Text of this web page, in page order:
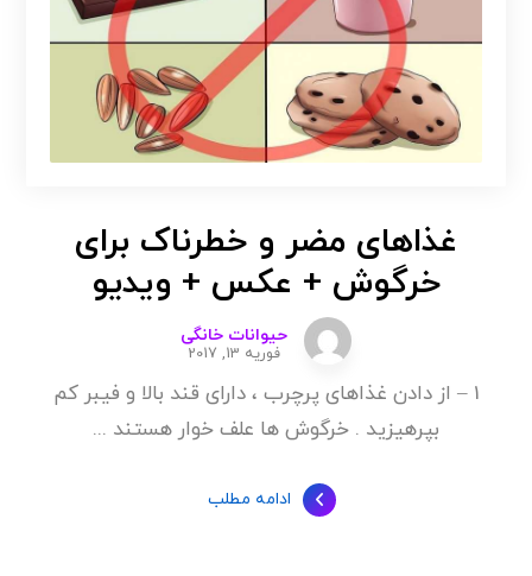
غذاهای مضر و خطرناک برای
خرگوش + عکس + ویدیو
حیوانات خانگی
فوریه 13, 2017
1 – از دادن غذاهای پرچرب ، دارای قند بالا و فیبر کم
بپرهیزید . خرگوش ها علف خوار هستند ...
ادامه مطلب